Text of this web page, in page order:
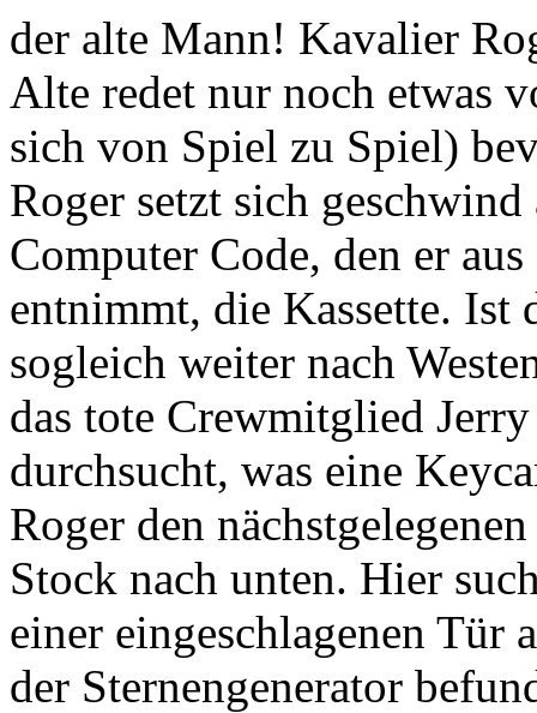
der alte Mann! Kavalier
Alte redet nur noch etwas
sich von Spiel zu Spiel)
Roger setzt sich
Computer Code, den er
entnimmt, die Kassette. Ist
sogleich weiter nach
das tote Crewmitglied
durchsucht, was eine
Roger den
Stock nach unten. Hier
einer eingeschlagenen
der Sternengenerator